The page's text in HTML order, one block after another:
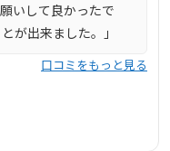
いして良かったで
が出来ました。」
口コミをもっと見る